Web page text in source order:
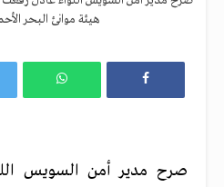
هيئة موانئ البحر
صرح مدير أمن السويس